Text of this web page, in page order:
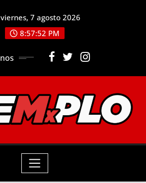
viernes, 7 agosto 2026
8:57:53 PM